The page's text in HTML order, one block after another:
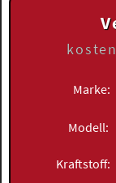
Marke:
Modell:
Kraftstoff: